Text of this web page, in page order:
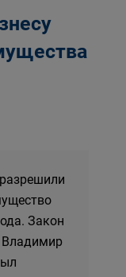
Закон
Владимир